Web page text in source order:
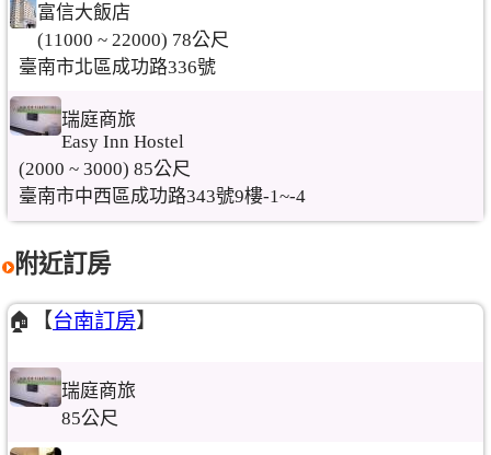
富信大飯店
(11000 ~ 22000) 78公尺
臺南市北區成功路336號
瑞庭商旅
Easy Inn Hostel
(2000 ~ 3000) 85公尺
臺南市中西區成功路343號9樓-1~-4
附近訂房
🏠【台南訂房】
瑞庭商旅
85公尺